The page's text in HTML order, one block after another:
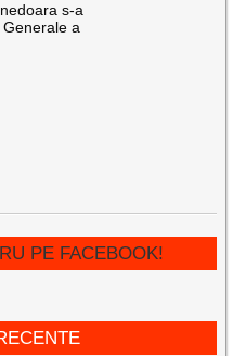
s-a
a
PE FACEBOOK!